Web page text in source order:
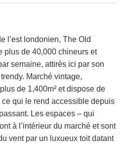
l’est londonien, The Old
plus de 40,000 chineurs et
semaine, attirés ici par son
Marché vintage,
de 1,400m² et dispose de
qui le rend accessible depuis
Les espaces – qui
à l’intérieur du marché et sont
vent par un luxueux toit datant